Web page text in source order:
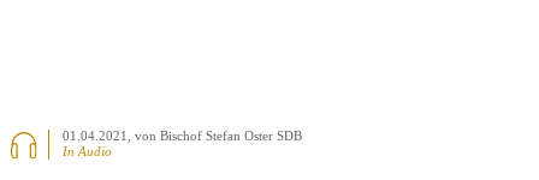
01.04.2021, von Bischof Stefan Oster SDB
In Audio